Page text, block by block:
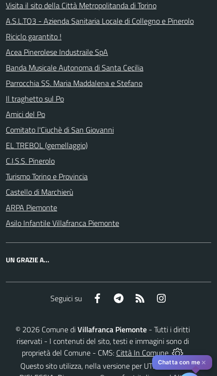
Visita il sito della Città Metropolitanda di Torino
A.S.L.TO3 - Azienda Sanitaria Locale di Collegno e Pinerolo
Riciclo garantito !
Acea Pinerolese Industraile SpA
Banda Musicale Autonoma di Santa Cecilia
Parrocchia SS. Maria Maddalena e Stefano
Il traghetto sul Po
Amici del Po
Comitato l'Ciuchè di San Giovanni
EL TREBOL (gemellaggio)
C.I.S.S. Pinerolo
Turismo Torino e Provincia
Castello di Marchierù
ARPA Piemonte
Asilo Infantile Villafranca Piemonte
UN GRAZIE A...
Seguici su Facebook Telegram RSS
© 2026 Comune diVillafranca Piemonte - Tutti i diritti
riservati - I contenuti del sito, testi e immagini sono di
proprietà del Comune - CMS: Città In Comune
Questo sito utilizza, nella versione per UTENTI CON
Chatta con me ✕